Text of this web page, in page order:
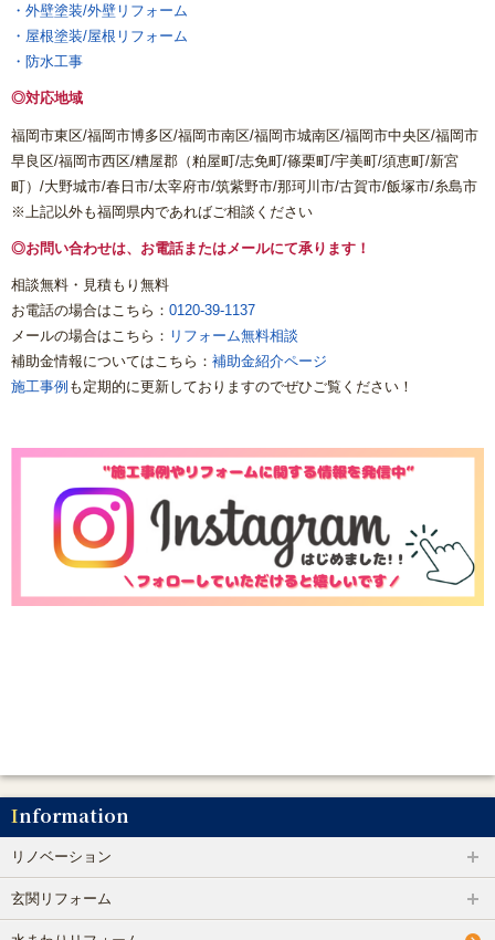
・外壁塗装/外壁リフォーム
・屋根塗装/屋根リフォーム
・防水工事
◎対応地域
福岡市東区/福岡市博多区/福岡市南区/福岡市城南区/福岡市中央区/福岡市
早良区/福岡市西区/糟屋郡（粕屋町/志免町/篠栗町/宇美町/須恵町/新宮
町）/大野城市/春日市/太宰府市/筑紫野市/那珂川市/古賀市/飯塚市/糸島市
※上記以外も福岡県内であればご相談ください
◎お問い合わせは、お電話またはメールにて承ります！
相談無料・見積もり無料
お電話の場合はこちら： 0120-39-1137
メールの場合はこちら： リフォーム無料相談
補助金情報についてはこちら： 補助金紹介ページ
施工事例 も定期的に更新しておりますのでぜひご覧ください！
Information
リノベーション
玄関リフォーム